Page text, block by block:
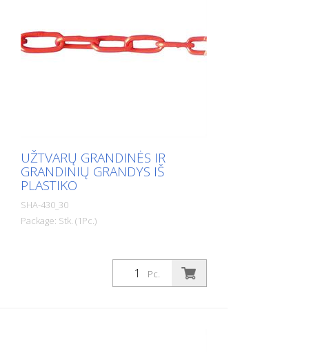
UŽTVARŲ GRANDINĖS IR
GRANDINIŲ GRANDYS IŠ
PLASTIKO
SHA-430_30
Package: Stk. (1Pc.)
Pc.